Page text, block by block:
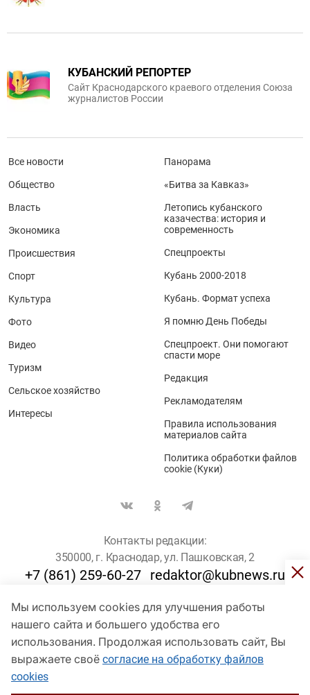
Мы используем cookies для улучшения работы
нашего сайта и большего удобства его
использования. Продолжая использовать сайт, Вы
выражаете своё согласие на обработку файлов
cookies
КУБАНСКИЙ РЕПОРТЕР
Сайт Краснодарского краевого отделения Союза
журналистов России
Все новости
Общество
Власть
Экономика
Происшествия
Спорт
Культура
Фото
Видео
Туризм
Сельское хозяйство
Интересы
Панорама
«Битва за Кавказ»
Летопись кубанского
казачества: история и
современность
Спецпроекты
Кубань 2000-2018
Кубань. Формат успеха
Я помню День Победы
Спецпроект. Они помогают
спасти море
Редакция
Рекламодателям
Правила использования
материалов сайта
Политика обработки файлов
cookie (Куки)
Контакты редакции:
350000, г. Краснодар, ул. Пашковская, 2
+7 (861) 259-60-27 redaktor@kubnews.ru
Для пользователей старше 16 лет
© Кубанские Новости, 2017
Сетевое издание «kubnews» зарегистрировано Федеральной
службой по надзору в сфере связи, информационных технологий
и массовых коммуникаций (Роскомнадзор). Регистрационный